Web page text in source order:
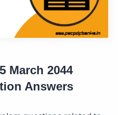
March 2044
Answers